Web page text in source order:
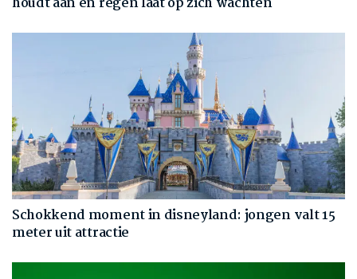
Schokkend moment in disneyland: jongen valt 15
meter uit attractie